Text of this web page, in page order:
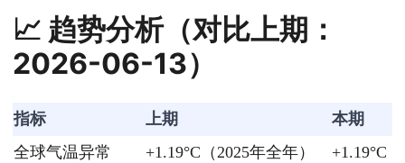
📈 趋势分析（对比上期：
2026-06-13）
指标 上期
本期
全球气温异常
+1.19°C（2025年全年）
+1.19°C